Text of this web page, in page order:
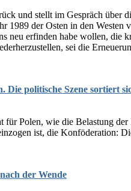
und stellt im Gespräch über
1989 der Osten in den
neu erfinden habe wollen, die
sei die
Die politische Szene sortiert
für Polen, wie die Belastung
ist, die Konföderation:
der Wende